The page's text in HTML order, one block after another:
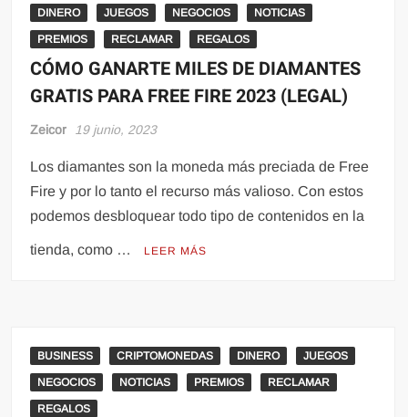
DINERO JUEGOS NEGOCIOS NOTICIAS
PREMIOS RECLAMAR REGALOS
CÓMO GANARTE MILES DE DIAMANTES
GRATIS PARA FREE FIRE 2023 (LEGAL)
Zeicor 19 junio, 2023
Los diamantes son la moneda más preciada de Free
Fire y por lo tanto el recurso más valioso. Con estos
podemos desbloquear todo tipo de contenidos en la
tienda, como … LEER MÁS
BUSINESS CRIPTOMONEDAS DINERO JUEGOS
NEGOCIOS NOTICIAS PREMIOS RECLAMAR
REGALOS